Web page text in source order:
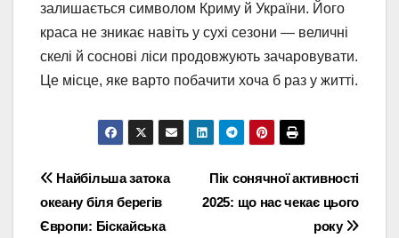
залишається символом Криму й України. Його
краса не зникає навіть у сухі сезони — величні
скелі й соснові ліси продовжують зачаровувати.
Це місце, яке варто побачити хоча б раз у житті.
Навігація
записів
Пік сонячної активності
2025: що нас чекає цього
року
Найбільша затока
океану біля берегів
Європи: Біскайська